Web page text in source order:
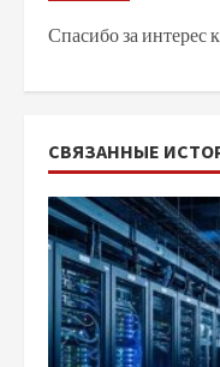
Спасибо за интерес
СВЯЗАННЫЕ